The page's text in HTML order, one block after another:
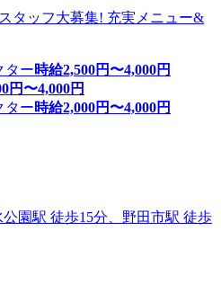
タッフ大募集! 充実メニュー&
ター時給2,500円〜4,000円
円〜4,000円
ター時給2,000円〜4,000円
園駅 徒歩15分、野田市駅 徒歩